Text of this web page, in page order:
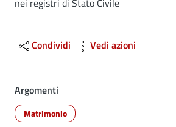
nei registri di Stato Civile
Condividi Vedi azioni
Argomenti
Matrimonio